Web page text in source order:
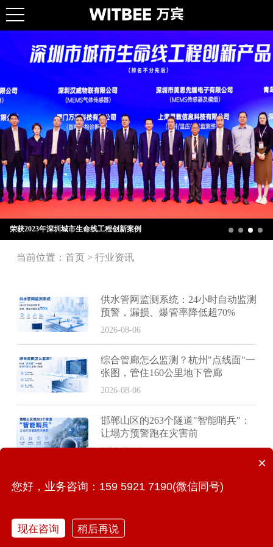
荣获2023年深圳城市生命线工程创新案例
当前位置： 首页> 行业资讯
供水管网监测系统：24小时自动监测
预警，漏损、爆管率降低超70%
2026-08-06
综合管廊怎么监测？杭州"点线面"一
张图，管住160公里地下管廊
2026-08-06
邯郸山区的263个隧道"智能哨兵"：
让塌方预警跑在灾害前
2026-08-06
老房焕新，监测同步：健康监测贯穿
建筑全生命周期
燃气管网监测系统：24小时自动巡
×
您好，业务咨询：159 5921 7190(微信同号)
现在咨询 稍后再说